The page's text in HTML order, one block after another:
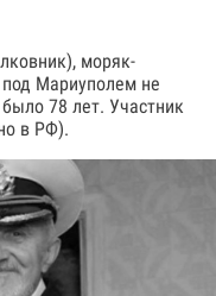
моряк-
под Мариуполем не
78 лет. Участник
в РФ).